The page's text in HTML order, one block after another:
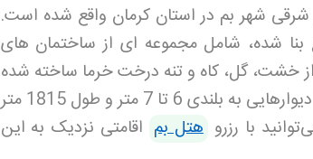
شهر بم در استان کرمان واقع شده است.
شده، شامل مجموعه ای از ساختمان های
خشت، گل، کاه و تنه درخت خرما ساخته شده
اند. ارگ بم مساحتی حدود 180 هزار متر مربع دارد و با دیوارهایی به بلندی 6 تا 7 متر و طول 1815 متر
با رزرو هتل بم اقامتی نزدیک به این